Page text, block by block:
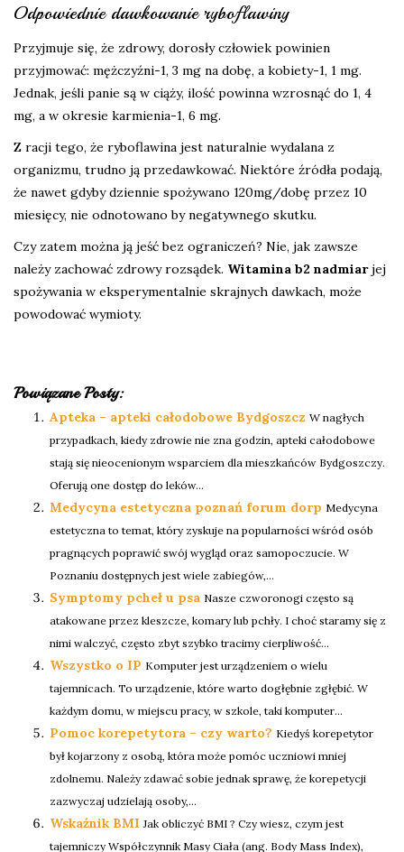
Odpowiednie dawkowanie ryboflawiny
Przyjmuje się, że zdrowy, dorosły człowiek powinien
przyjmować: mężczyźni-1, 3 mg na dobę, a kobiety-1, 1 mg.
Jednak, jeśli panie są w ciąży, ilość powinna wzrosnąć do 1, 4
mg, a w okresie karmienia-1, 6 mg.
Z racji tego, że ryboflawina jest naturalnie wydalana z
organizmu, trudno ją przedawkować. Niektóre źródła podają,
że nawet gdyby dziennie spożywano 120mg/dobę przez 10
miesięcy, nie odnotowano by negatywnego skutku.
Czy zatem można ją jeść bez ograniczeń? Nie, jak zawsze
należy zachować zdrowy rozsądek. Witamina b2 nadmiarjej
spożywania w eksperymentalnie skrajnych dawkach, może
powodować wymioty.
Powiązane Posty:
Apteka – apteki całodobowe Bydgoszcz W nagłych
przypadkach, kiedy zdrowie nie zna godzin, apteki całodobowe
stają się nieocenionym wsparciem dla mieszkańców Bydgoszczy.
Oferują one dostęp do leków...
Medycyna estetyczna poznań forum dorp Medycyna
estetyczna to temat, który zyskuje na popularności wśród osób
pragnących poprawić swój wygląd oraz samopoczucie. W
Poznaniu dostępnych jest wiele zabiegów,...
Symptomy pcheł u psa Nasze czworonogi często są
atakowane przez kleszcze, komary lub pchły. I choć staramy się z
nimi walczyć, często zbyt szybko tracimy cierpliwość...
Wszystko o IP Komputer jest urządzeniem o wielu
tajemnicach. To urządzenie, które warto dogłębnie zgłębić. W
każdym domu, w miejscu pracy, w szkole, taki komputer...
Pomoc korepetytora – czy warto? Kiedyś korepetytor
był kojarzony z osobą, która może pomóc uczniowi mniej
zdolnemu. Należy zdawać sobie jednak sprawę, że korepetycji
zazwyczaj udzielają osoby,...
Wskaźnik BMI Jak obliczyć BMI ? Czy wiesz, czym jest
tajemniczy Współczynnik Masy Ciała (ang. Body Mass Index),